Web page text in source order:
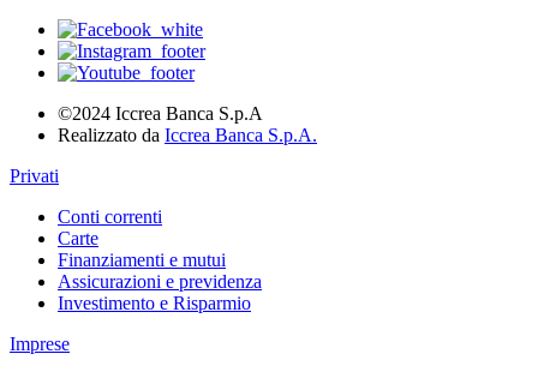
©2024 Iccrea Banca S.p.A
Realizzato da Iccrea Banca S.p.A.
Privati
Conti correnti
Carte
Finanziamenti e mutui
Assicurazioni e previdenza
Investimento e Risparmio
Imprese